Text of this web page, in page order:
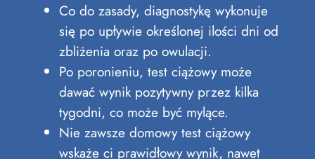
Co do zasady, diagnostykę wykonuje
się po upływie określonej ilości dni od
zbliżenia oraz po owulacji.
Po poronieniu, test ciążowy może
dawać wynik pozytywny przez kilka
tygodni, co może być mylące.
Nie zawsze domowy test ciążowy
wskaże ci prawidłowy wynik, nawet